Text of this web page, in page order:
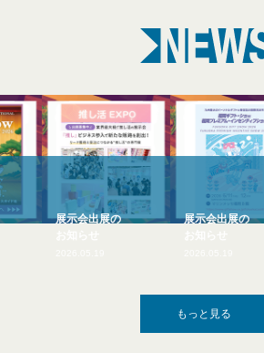
展示会出展の
展示会出展の
もっと見る